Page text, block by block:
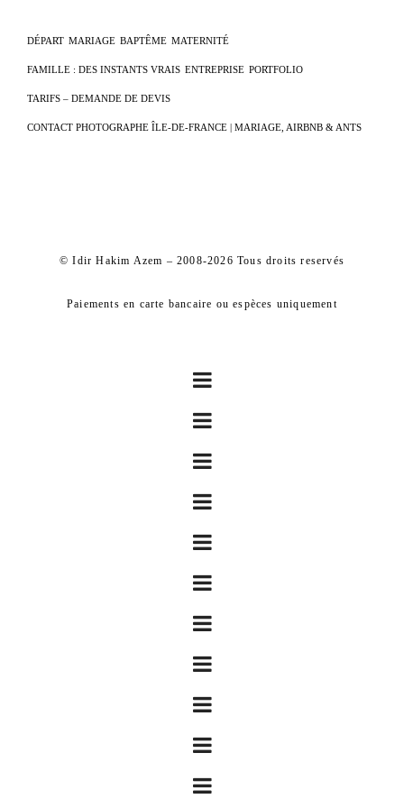
DÉPART MARIAGE BAPTÊME MATERNITÉ
FAMILLE : DES INSTANTS VRAIS ENTREPRISE PORTFOLIO
TARIFS – DEMANDE DE DEVIS
CONTACT PHOTOGRAPHE ÎLE-DE-FRANCE | MARIAGE, AIRBNB & ANTS
© Idir Hakim Azem – 2008-2026 Tous droits reservés
Paiements en carte bancaire ou espèces uniquement